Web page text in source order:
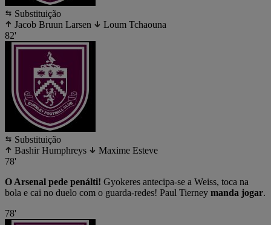
Substituição
Jacob Bruun Larsen
Loum Tchaouna
82'
Substituição
Bashir Humphreys
Maxime Esteve
78'
O Arsenal pede penálti! Gyokeres antecipa-se a Weiss, toca na
bola e cai no duelo com o guarda-redes! Paul Tierney manda jogar.
78'